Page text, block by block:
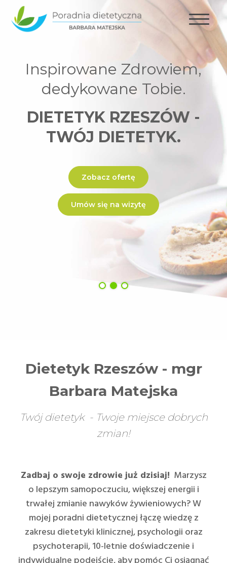
Inspirowane Zdrowiem,
dedykowane Tobie.
DIETETYK RZESZÓW -
TWÓJ DIETETYK.
Zobacz ofertę
Umów się na wizytę
Dietetyk Rzeszów - mgr
Barbara Matejska
Twój dietetyk - Twoje miejsce dobrych
zmian!
Zadbaj o swoje zdrowie już dzisiaj! Marzysz
o lepszym samopoczuciu, większej energii i
trwałej zmianie nawyków żywieniowych? W
mojej poradni dietetycznej łączę wiedzę z
zakresu dietetyki klinicznej, psychologii oraz
psychoterapii, 10-letnie doświadczenie i